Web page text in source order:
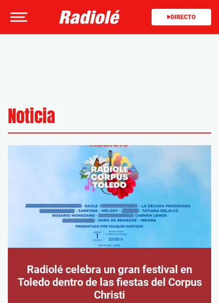
DIRECTO
Noticia
Radiolé celebra un gran festival en
Toledo dentro de las fiestas del Corpus
Christi